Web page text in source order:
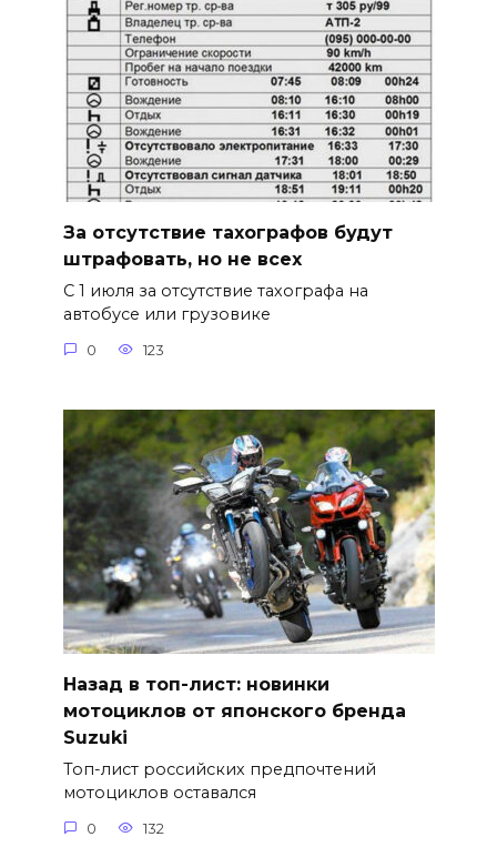
За отсутствие тахографов будут
штрафовать, но не всех
С 1 июля за отсутствие тахографа на
автобусе или грузовике
0 123
Назад в топ-лист: новинки
мотоциклов от японского бренда
Suzuki
Топ-лист российских предпочтений
мотоциклов оставался
0 132